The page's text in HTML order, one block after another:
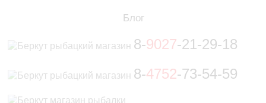
Блог
8-9027-21-29-18
8-4752-73-54-59